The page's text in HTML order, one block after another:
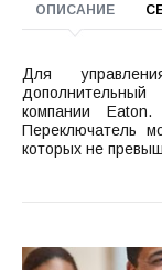
ОПИСАНИЕ
Для
компании
Переключатель
которых не